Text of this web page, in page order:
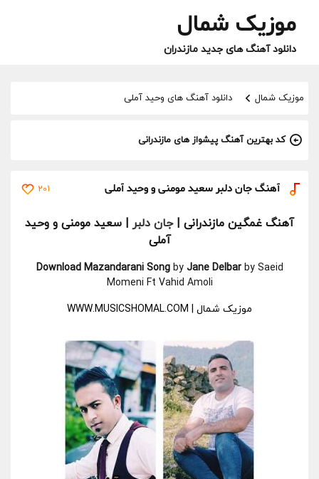
موزیک شمال
دانلود آهنگ های جدید مازندران
موزیک شمال دانلود آهنگ های وحید آملی
کد بهترین آهنگ پیشواز های مازندرانی
آهنگ جان دلبر سعید مومنی و وحید آملی 201
آهنگ غمگین مازندرانی |جان دلبر
| سعید مومنی و وحید
آملی
Download Mazandarani Songby Jane Delbar by Saeid
Momeni Ft Vahid Amoli
موزیک شمال | WWW.MUSICSHOMAL.COM